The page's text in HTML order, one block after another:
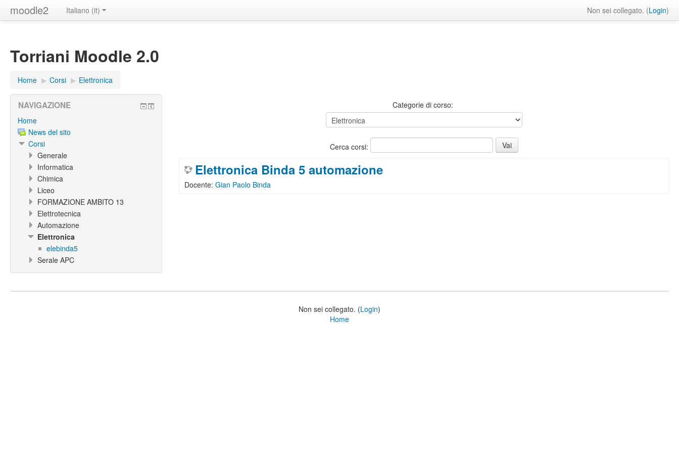
moodle2 Non sei collegato. (Login)
Italiano ‎(it)‎
Torriani Moodle 2.0
Home ▶︎ Corsi ▶︎ Elettronica
Categorie di corso:
Cerca corsi:
Elettronica Binda 5 automazione
Docente:Gian Paolo Binda
NAVIGAZIONE
Home
News del sito
Corsi
Generale
Informatica
Chimica
Liceo
FORMAZIONE AMBITO 13
Elettrotecnica
Automazione
Elettronica
elebinda5
Serale APC
Non sei collegato. (Login)
Home